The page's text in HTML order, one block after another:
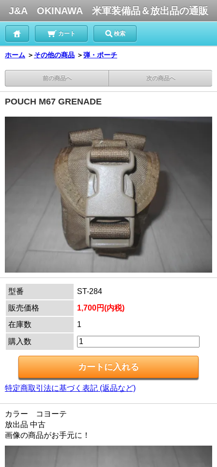
J&A OKINAWA 米軍装備品＆放出品の通販
カート 検索
ホーム ＞ その他の商品 ＞弾・ポーチ
前の商品へ 次の商品へ
POUCH M67 GRENADE
型番
ST-284
販売価格
1,700円(内税)
在庫数
1
購入数
特定商取引法に基づく表記 (返品など)
カラー コヨーテ
放出品 中古
画像の商品がお手元に！